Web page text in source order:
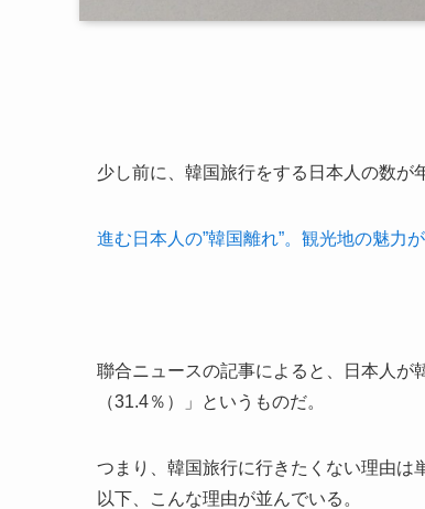
少し前に、韓国旅行をする日本人の数が
進む日本人の”韓国離れ”。観光地の魅力
聯合ニュースの記事によると、日本人が
（31.4％）」というものだ。
つまり、韓国旅行に行きたくない理由は
以下、こんな理由が並んでいる。